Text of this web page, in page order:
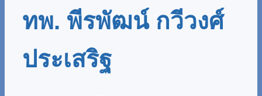
ทพ. พีรพัฒน์ กวีวงศ์
ประเสริฐ